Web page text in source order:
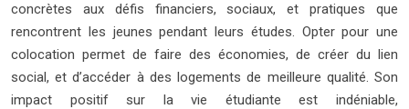
concrètes aux défis financiers, sociaux, et pratiques que
rencontrent les jeunes pendant leurs études. Opter pour une
colocation permet de faire des économies, de créer du lien
social, et d’accéder à des logements de meilleure qualité. Son
impact positif sur la vie étudiante est indéniable,